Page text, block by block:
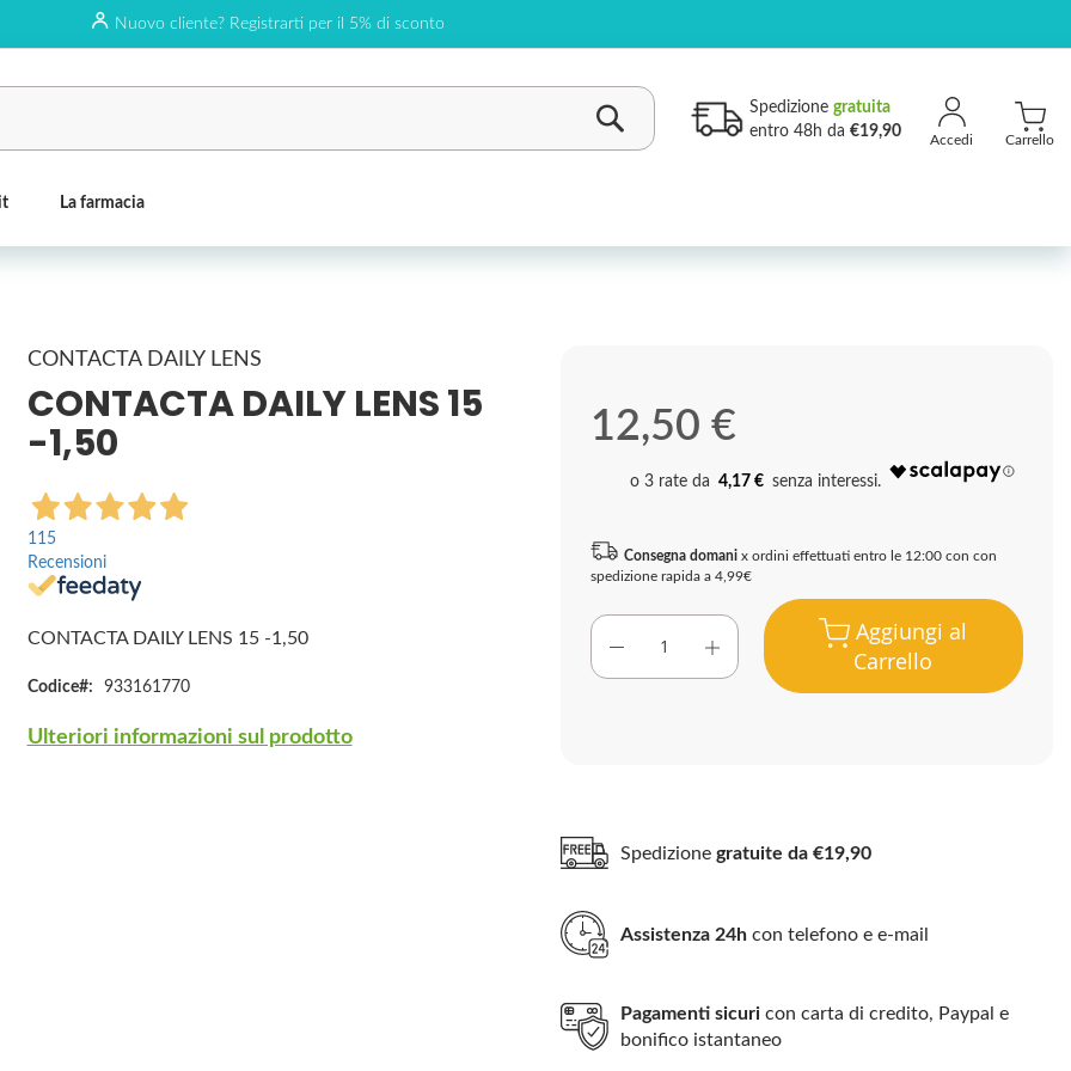
Nuovo cliente? Registrarti per il 5% di sconto
Carrello
Spedizione gratuita
entro 48h da €19,90
La farmacia
CONTACTA DAILY LENS
CONTACTA DAILY LENS 15
-1,50
115
Recensioni
CONTACTA DAILY LENS 15 -1,50
Codice 933161770
Ulteriori informazioni sul prodotto
12,50 €
4,17 €
Consegna domani x ordini effettuati entro le 12:00 con con
spedizione rapida a 4,99€
Aggiungi al
Carrello
Spedizionegratuite da €19,90
Assistenza 24h con telefono e e-mail
Pagamenti sicuri con carta di credito, Paypal e
bonifico istantaneo